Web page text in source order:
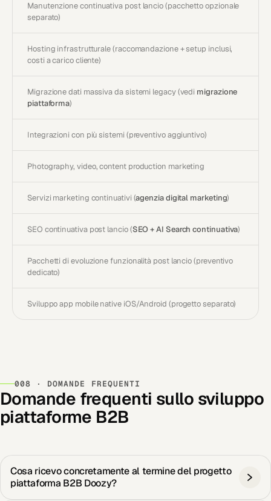
Manutenzione continuativa post lancio (pacchetto opzionale
separato)
Hosting infrastrutturale (raccomandazione + setup inclusi,
costi a carico cliente)
Migrazione dati massiva da sistemi legacy (vedi migrazione
piattaforma)
Integrazioni con più sistemi (preventivo aggiuntivo)
Photography, video, content production marketing
Servizi marketing continuativi (agenzia digital marketing)
SEO continuativa post lancio (SEO + AI Search continuativa)
Pacchetti di evoluzione funzionalità post lancio (preventivo
dedicato)
Sviluppo app mobile native iOS/Android (progetto separato)
008 · DOMANDE FREQUENTI
Domande frequenti sullo sviluppo
piattaforme B2B
Cosa ricevo concretamente al termine del progetto
piattaforma B2B Doozy?